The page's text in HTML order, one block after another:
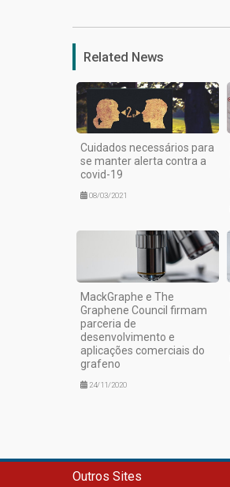
Related News
Cuidados necessários para
se manter alerta contra a
covid-19
08/03/2021
MackGraphe e The
Graphene Council firmam
parceria de
desenvolvimento e
aplicações comerciais do
grafeno
24/11/2020
Outros Sites